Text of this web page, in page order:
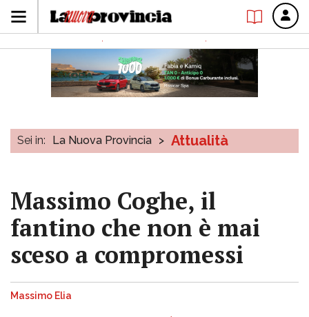
Sei in: La Nuova Provincia > Attualità
Massimo Coghe, il
fantino che non è mai
sceso a compromessi
Massimo Elia